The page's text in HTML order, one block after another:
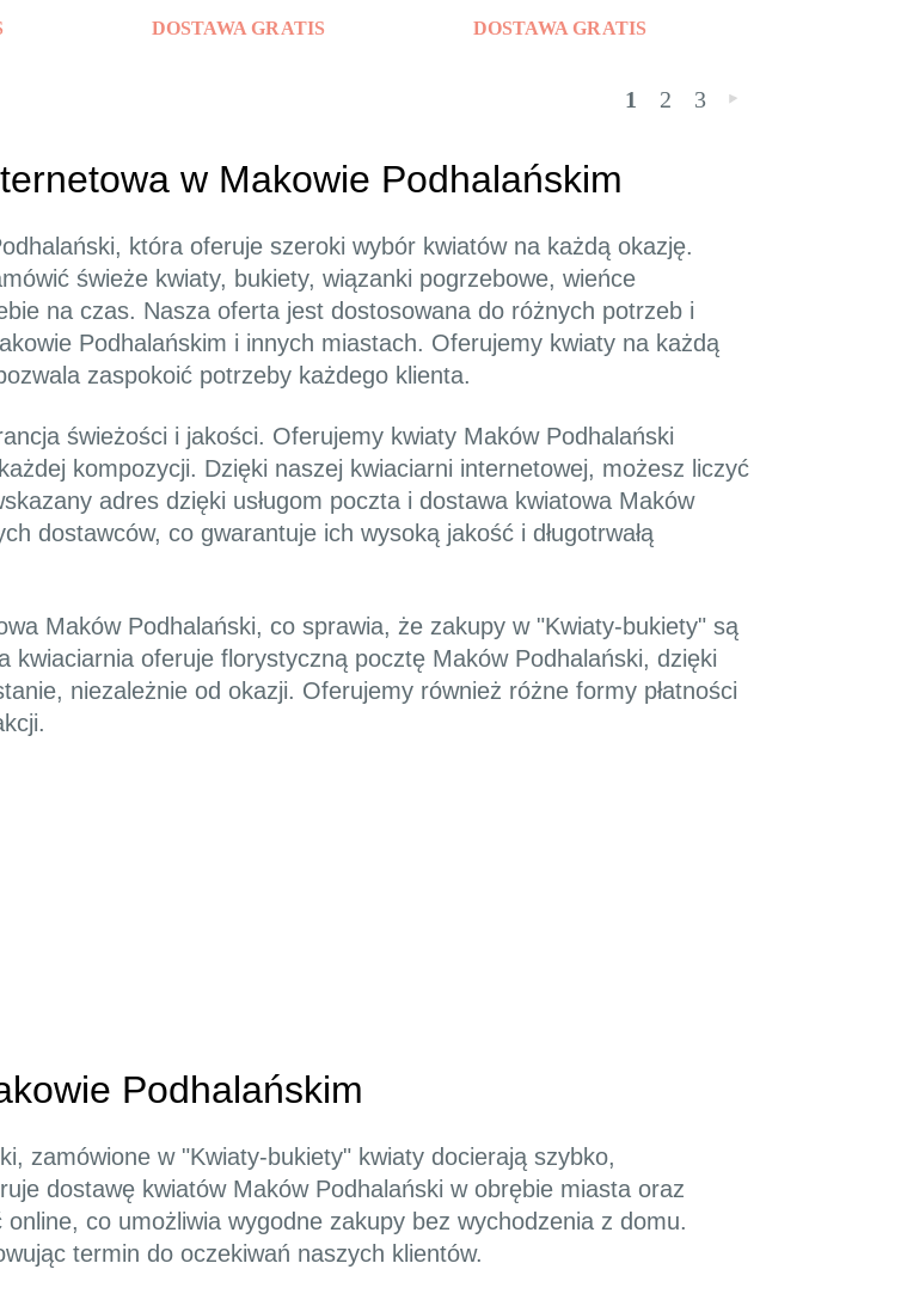
DOSTAWA GRATIS DOSTAWA GRATIS
1 2 3 »
w Makowie Podhalańskim
która oferuje szeroki wybór kwiatów na każdą okazję.
świeże kwiaty, bukiety, wiązanki pogrzebowe, wieńce
na czas. Nasza oferta jest dostosowana do różnych potrzeb i
Podhalańskim i innych miastach. Oferujemy kwiaty na każdą
zaspokoić potrzeby każdego klienta.
świeżości i jakości. Oferujemy kwiaty Maków Podhalański
kompozycji. Dzięki naszej kwiaciarni internetowej, możesz liczyć
adres dzięki usługom poczta i dostawa kwiatowa Maków
dostawców, co gwarantuje ich wysoką jakość i długotrwałą
Maków Podhalański, co sprawia, że zakupy w "Kwiaty-bukiety" są
kwiaciarnia oferuje florystyczną pocztę Maków Podhalański, dzięki
niezależnie od okazji. Oferujemy również różne formy płatności
Podhalańskim
zamówione w "Kwiaty-bukiety" kwiaty docierają szybko,
dostawę kwiatów Maków Podhalański w obrębie miasta oraz
co umożliwia wygodne zakupy bez wychodzenia z domu.
termin do oczekiwań naszych klientów.